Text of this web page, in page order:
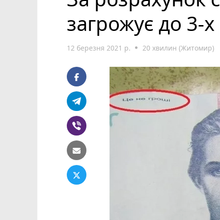
загрожує до 3-
12 березня 2021 р. 20 хвилин (Житомир)